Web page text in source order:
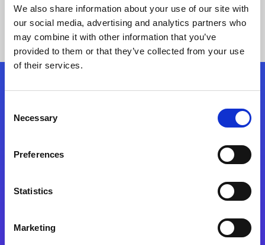
We also share information about your use of our site with
our social media, advertising and analytics partners who
may combine it with other information that you’ve
provided to them or that they’ve collected from your use
of their services.
Selection
Necessary
Preferences
Statistics
Marketing
Síganos